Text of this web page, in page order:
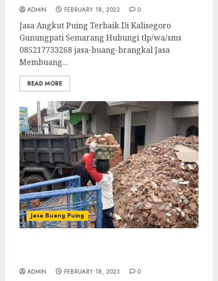
ADMIN FEBRUARY 18, 2023 0
Jasa Angkut Puing Terbaik Di Kalisegoro
Gunungpati Semarang Hubungi tlp/wa/sms
085217733268 jasa-buang-brangkal Jasa
Membuang...
READ MORE
Jasa Buang Puing
ADMIN FEBRUARY 18, 2023 0